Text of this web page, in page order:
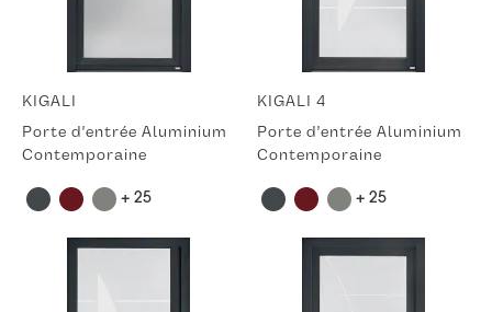
KIGALI
Porte d'entrée Aluminium
Contemporaine
+ 25
KIGALI 4
Porte d'entrée Aluminium
Contemporaine
+ 25